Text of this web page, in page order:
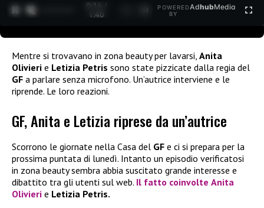
0:15 /
1:40
POWERED
BY
AdhubMedia
Mentre si trovavano in zona beauty per lavarsi, Anita
Olivieri e Letizia Petris sono state pizzicate dalla regia del
GF a parlare senza microfono. Un’autrice interviene e le
riprende. Le loro reazioni.
GF, Anita e Letizia riprese da un’autrice
Scorrono le giornate nella Casa del GF e ci si prepara per la
prossima puntata di lunedì. Intanto un episodio verificatosi
in zona beauty sembra abbia suscitato grande interesse e
dibattito tra gli utenti sul web. Il fatto coinvolte Anita
Olivieri e Letizia Petris.